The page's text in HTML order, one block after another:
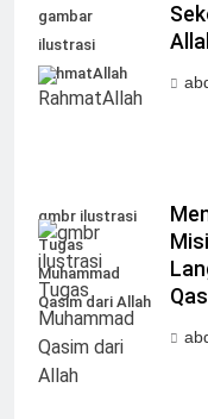
gambar
ilustrasi
RahmatAllah
gmbr ilustrasi
Tugas
Muhammad
Qasim dari Allah